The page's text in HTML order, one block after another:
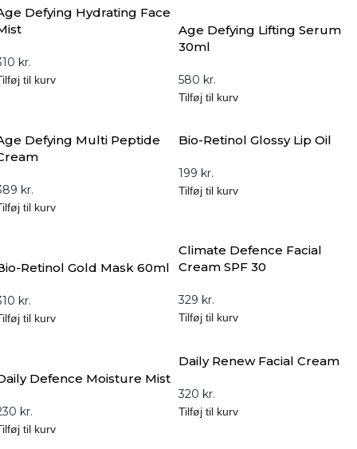
Defying Hydrating Face
kr.
til kurv
Age Defying Lifting Serum
30ml
580 kr.
Tilføj til kurv
Defying Multi Peptide
kr.
til kurv
Bio-Retinol Glossy Lip Oil
199 kr.
Tilføj til kurv
Retinol Gold Mask 60ml
kr.
til kurv
Climate Defence Facial
Cream SPF 30
329 kr.
Tilføj til kurv
Defence Moisture Mist
kr.
til kurv
Daily Renew Facial Cream
320 kr.
Tilføj til kurv